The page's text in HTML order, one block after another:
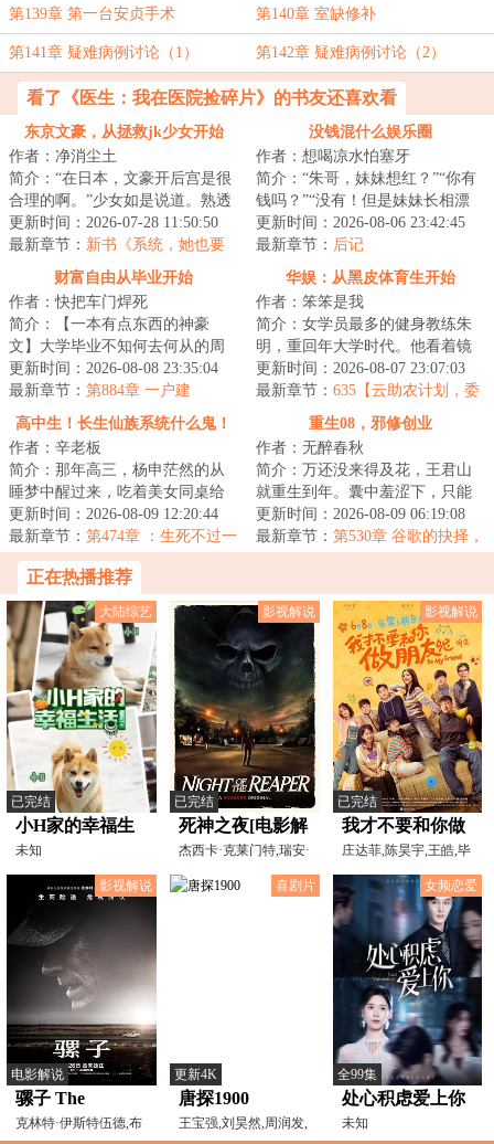
第139章 第一台安贞手术 第140章 室缺修补
第141章 疑难病例讨论（1） 第142章 疑难病例讨论（2）
看了《医生：我在医院捡碎片》的书友还喜欢看
东京文豪，从拯救jk少女开始
作者：净消尘土
简介：“在日本，文豪开后宫是很
合理的啊。”少女如是说道。熟透
的邻家太太，强势的御姐编辑，
知性的美女...
更新时间：2026-07-28 11:50:50
最新章节： 新书《系统，她也要
当我的狗吗？》
没钱混什么娱乐圈
作者：想喝凉水怕塞牙
简介：“朱哥，妹妹想红？”“你有
钱吗？”“没有！但是妹妹长相漂
亮，这天仙般的脸蛋，这傲人的
大长腿，...
更新时间：2026-08-06 23:42:45
最新章节： 后记
财富自由从毕业开始
作者：快把车门焊死
简介：【一本有点东西的神豪
文】大学毕业不知何去何从的周
望，在玩游戏的时候意外开启
了“人生之弈”系统...
更新时间：2026-08-08 23:35:04
最新章节： 第884章 一户建
华娱：从黑皮体育生开始
作者：笨笨是我
简介：女学员最多的健身教练朱
明，重回年大学时代。他看着镜
子中皮肤黝黑、身材健硕的自
己，思来想去，决...
更新时间：2026-08-07 23:07:03
最新章节： 635【云助农计划，委
员身份到手，好用的虎皮】
高中生！长生仙族系统什么鬼！
作者：辛老板
简介：那年高三，杨申茫然的从
睡梦中醒过来，吃着美女同桌给
他带的零食。然后觉醒了一个
叫“长生仙族系统...
更新时间：2026-08-09 12:20:44
最新章节： 第474章 ：生死不过一
条河
重生08，邪修创业
作者：无醉春秋
简介：万还没来得及花，王君山
就重生到年。囊中羞涩下，只能
一路骚操作地邪修创业。没启动
资金怎么办？有...
更新时间：2026-08-09 06:19:08
最新章节： 第530章 谷歌的抉择，
正在热播推荐
大陆综艺
已完结
小H家的幸福生
活
未知
影视解说
已完结
死神之夜[电影解
说]
杰西卡·克莱门特,瑞安·
罗宾斯,莎莫·H·
影视解说
已完结
我才不要和你做
朋友呢[电影解
说]
庄达菲,陈昊宇,王皓,毕
雯珺,贾冰,牛莉,杨皓
影视解说
电影解说
骡子 The
Mule[电影解说]
克林特·伊斯特伍德,布
喜剧片
更新4K
唐探1900
王宝强,刘昊然,周润发,
女频恋爱
全99集
处心积虑爱上你
未知